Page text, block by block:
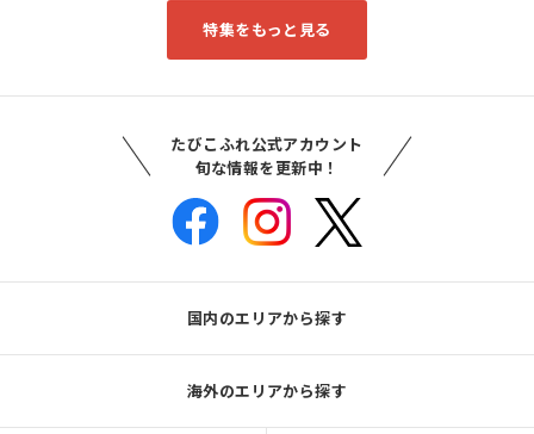
特集をもっと見る
たびこふれ公式アカウント
旬な情報を更新中！
国内のエリアから探す
海外のエリアから探す